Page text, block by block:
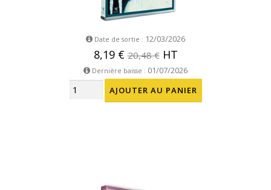
Date de sortie : 12/03/2026
8,19 €20,48 €HT
Dernière baisse : 01/07/2026